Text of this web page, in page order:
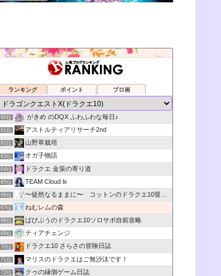
ランキング ポイント ブロ画
60位 がきめ のDQX ふわふわな毎日♪
61位 アストルティアリサーチ2nd
62位 山野草栽培
63位 オガ子物語
64位 ドラクエ 金策の寄り道
65位 TEAM Cloud lx
66位 〜徒然なるままに〜 コットンのドラクエ10冒険日記
67位 ねむレムの森
68位 ばびぶうのドラクエ10ソロサポ自前攻略
69位 ティアチェンジ
70位 ドラクエ10 さらさの冒険日誌
71位 マリスのドラクエはご無沙汰です！
72位 クゥの縁側ゲーム日誌